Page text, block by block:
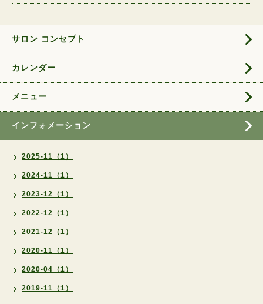
サロン コンセプト
カレンダー
メニュー
インフォメーション
2025-11（1）
2024-11（1）
2023-12（1）
2022-12（1）
2021-12（1）
2020-11（1）
2020-04（1）
2019-11（1）